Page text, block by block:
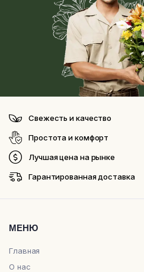
Свежесть и качество
Простота и комфорт
Лучшая цена на рынке
Гарантированная доставка
МЕНЮ
Главная
О нас